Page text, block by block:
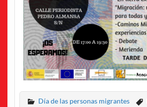
Día de las personas migrantes